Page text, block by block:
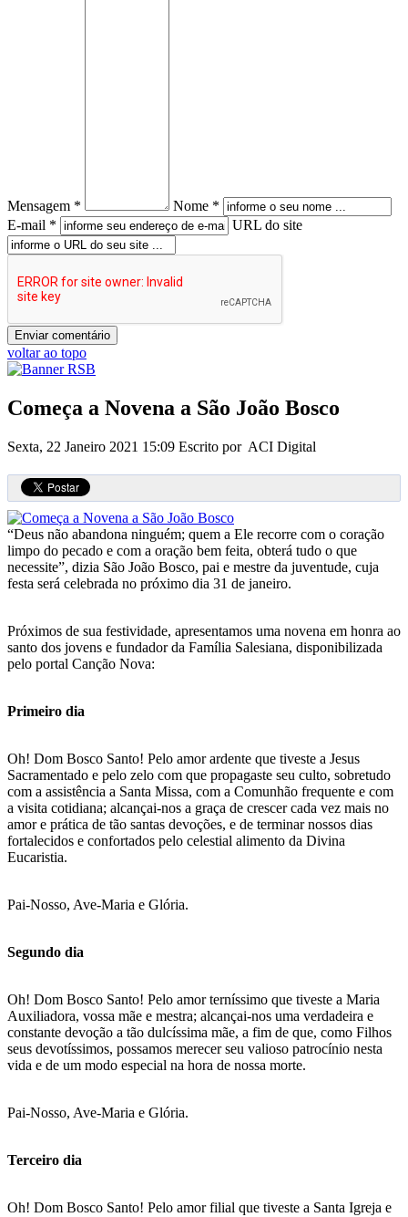
Mensagem *
Nome *
E-mail *
URL do site
voltar ao topo
Começa a Novena a São João Bosco
Sexta, 22 Janeiro 2021 15:09 Escrito por ACI Digital
“Deus não abandona ninguém; quem a Ele recorre com o coração
limpo do pecado e com a oração bem feita, obterá tudo o que
necessite”, dizia São João Bosco, pai e mestre da juventude, cuja
festa será celebrada no próximo dia 31 de janeiro.
Próximos de sua festividade, apresentamos uma novena em honra ao
santo dos jovens e fundador da Família Salesiana, disponibilizada
pelo portal Canção Nova:
Primeiro dia
Oh! Dom Bosco Santo! Pelo amor ardente que tiveste a Jesus
Sacramentado e pelo zelo com que propagaste seu culto, sobretudo
com a assistência a Santa Missa, com a Comunhão frequente e com
a visita cotidiana; alcançai-nos a graça de crescer cada vez mais no
amor e prática de tão santas devoções, e de terminar nossos dias
fortalecidos e confortados pelo celestial alimento da Divina
Eucaristia.
Pai-Nosso, Ave-Maria e Glória.
Segundo dia
Oh! Dom Bosco Santo! Pelo amor terníssimo que tiveste a Maria
Auxiliadora, vossa mãe e mestra; alcançai-nos uma verdadeira e
constante devoção a tão dulcíssima mãe, a fim de que, como Filhos
seus devotíssimos, possamos merecer seu valioso patrocínio nesta
vida e de um modo especial na hora de nossa morte.
Pai-Nosso, Ave-Maria e Glória.
Terceiro dia
Oh! Dom Bosco Santo! Pelo amor filial que tiveste a Santa Igreja e